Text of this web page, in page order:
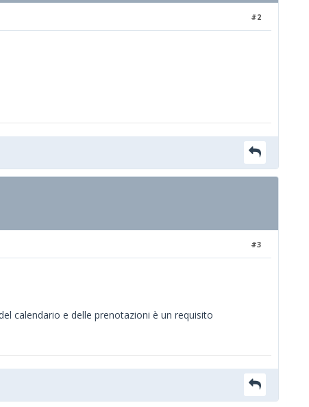
#2
#3
calendario e delle prenotazioni è un requisito